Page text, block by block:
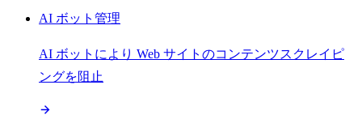
AI ボット管理
AI ボットにより Web サイトのコンテンツスクレイピ
ングを阻止